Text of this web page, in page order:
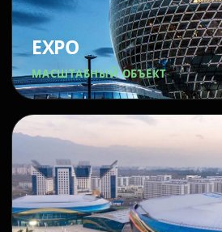
EXPO
МАСШТАБНЫЙ ОБЪЕКТ